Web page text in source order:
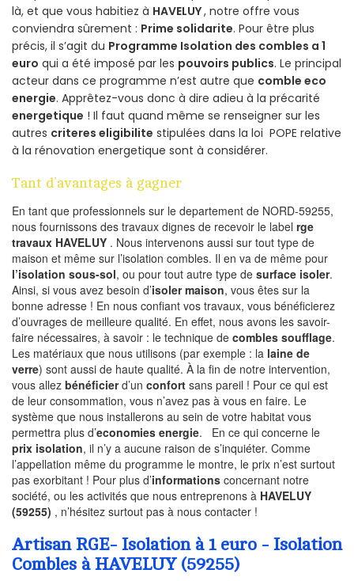
là, et que vous habitiez à HAVELUY, notre offre vous
conviendra sûrement : Prime solidarite. Pour être plus
précis, il s’agit du Programme Isolation des combles a 1
euro qui a été imposé par les pouvoirs publics. Le principal
acteur dans ce programme n’est autre que comble eco
energie. Apprêtez-vous donc à dire adieu à la précarité
energetique ! Il faut quand même se renseigner sur les
autres criteres eligibilite stipulées dans la loi POPE relative
à la rénovation energetique sont à considérer.
Tant d’avantages à gagner
En tant que professionnels sur le departement de NORD-59255,
nous fournissons des travaux dignes de recevoir le label rge
travaux HAVELUY . Nous intervenons aussi sur tout type de
maison et même sur l’isolation combles. Il en va de même pour
l’isolation sous-sol, ou pour tout autre type de surface isoler.
Ainsi, si vous avez besoin d’isoler maison, vous êtes sur la
bonne adresse ! En nous confiant vos travaux, vous bénéficierez
d’ouvrages de meilleure qualité. En effet, nous avons les savoir-
faire nécessaires, à savoir : le technique de combles soufflage.
Les matériaux que nous utilisons (par exemple : la laine de
verre) sont aussi de haute qualité. À la fin de notre intervention,
vous allez bénéficierd’un confort sans pareil ! Pour ce qui est
de leur consommation, vous n’avez pas à vous en faire. Le
système que nous installerons au sein de votre habitat vous
permettra plus d’economies energie. En ce qui concerne le
prix isolation, il n’y a aucune raison de s’inquiéter. Comme
l’appellation même du programme le montre, le prix n’est surtout
pas exorbitant ! Pour plus d’informations concernant notre
société, ou les activités que nous entreprenons à HAVELUY
(59255) , n’hésitez surtout pas à nous contacter !
Artisan RGE- Isolation à 1 euro - Isolation
Combles à HAVELUY (59255)